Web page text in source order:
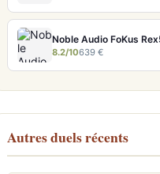
8.2/10639 €
Autres duels récents